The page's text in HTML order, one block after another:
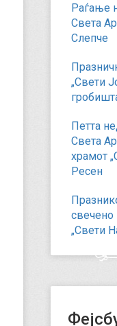
Раѓање
Света
Слепче
„Свети
Петта
Света
храмот
Ресен
свечено
„Свети